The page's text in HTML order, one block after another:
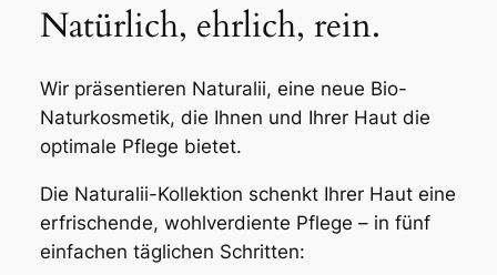
Natürlich, ehrlich, rein.
Wir präsentieren Naturalii, eine neue Bio-
Naturkosmetik, die Ihnen und Ihrer Haut die
optimale Pflege bietet.
Die Naturalii-Kollektion schenkt Ihrer Haut eine
erfrischende, wohlverdiente Pflege – in fünf
einfachen täglichen Schritten: